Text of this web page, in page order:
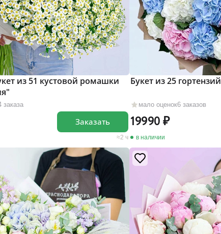
заказа
из 51 кустовой ромашки
2 ч
Заказать
мало оценок6 заказов
Букет из 25 гортензий
19990
в наличии